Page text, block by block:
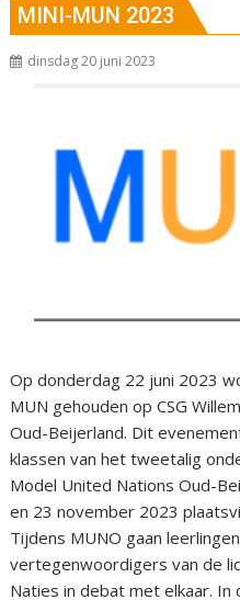
MINI-MUN 2023
dinsdag 20 juni 2023
Op donderdag 22 juni 2023
MUN gehouden op CSG
Oud-Beijerland. Dit
klassen van het tweetalig
Model United Nations Oud-
en 23 november 2023
Tijdens MUNO gaan
vertegenwoordigers van de
Naties in debat met elkaar.